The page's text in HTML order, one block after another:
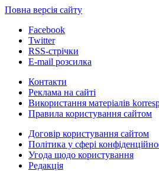
Повна версія сайту
Facebook
Twitter
RSS-стрічки
E-mail розсилка
Контакти
Реклама на сайті
Використання матеріалів
Правила користування сайтом
Договір користування сайтом
Політика у сфері
Угода щодо користування
Редакція